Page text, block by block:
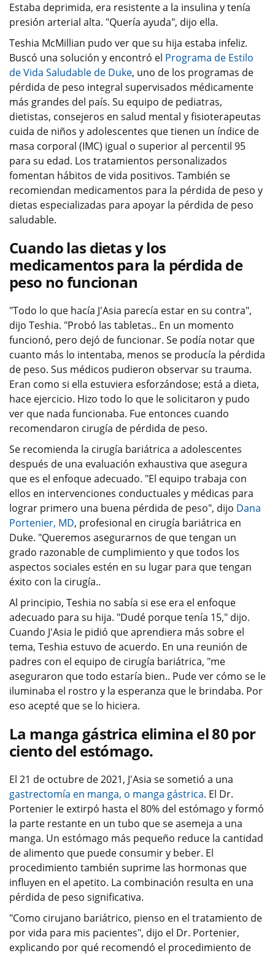
Estaba deprimida, era resistente a la insulina y tenía
presión arterial alta. "Quería ayuda", dijo ella.
Teshia McMillian pudo ver que su hija estaba infeliz.
Buscó una solución y encontró el Programa de Estilo
de Vida Saludable de Duke, uno de los programas de
pérdida de peso integral supervisados médicamente
más grandes del país. Su equipo de pediatras,
dietistas, consejeros en salud mental y fisioterapeutas
cuida de niños y adolescentes que tienen un índice de
masa corporal (IMC) igual o superior al percentil 95
para su edad. Los tratamientos personalizados
fomentan hábitos de vida positivos. También se
recomiendan medicamentos para la pérdida de peso y
dietas especializadas para apoyar la pérdida de peso
saludable.
Cuando las dietas y los
medicamentos para la pérdida de
peso no funcionan
"Todo lo que hacía J'Asia parecía estar en su contra",
dijo Teshia. "Probó las tabletas.. En un momento
funcionó, pero dejó de funcionar. Se podía notar que
cuanto más lo intentaba, menos se producía la pérdida
de peso. Sus médicos pudieron observar su trauma.
Eran como si ella estuviera esforzándose; está a dieta,
hace ejercicio. Hizo todo lo que le solicitaron y pudo
ver que nada funcionaba. Fue entonces cuando
recomendaron cirugía de pérdida de peso.
Se recomienda la cirugía bariátrica a adolescentes
después de una evaluación exhaustiva que asegura
que es el enfoque adecuado. "El equipo trabaja con
ellos en intervenciones conductuales y médicas para
lograr primero una buena pérdida de peso", dijo Dana
Portenier, MD, profesional en cirugía bariátrica en
Duke. "Queremos asegurarnos de que tengan un
grado razonable de cumplimiento y que todos los
aspectos sociales estén en su lugar para que tengan
éxito con la cirugía..
Al principio, Teshia no sabía si ese era el enfoque
adecuado para su hija. "Dudé porque tenía 15," dijo.
Cuando J'Asia le pidió que aprendiera más sobre el
tema, Teshia estuvo de acuerdo. En una reunión de
padres con el equipo de cirugía bariátrica, "me
aseguraron que todo estaría bien.. Pude ver cómo se le
iluminaba el rostro y la esperanza que le brindaba. Por
eso acepté que se lo hiciera.
La manga gástrica elimina el 80 por
ciento del estómago.
El 21 de octubre de 2021, J'Asia se sometió a una
gastrectomía en manga, o manga gástrica. El Dr.
Portenier le extirpó hasta el 80% del estómago y formó
la parte restante en un tubo que se asemeja a una
manga. Un estómago más pequeño reduce la cantidad
de alimento que puede consumir y beber. El
procedimiento también suprime las hormonas que
influyen en el apetito. La combinación resulta en una
pérdida de peso significativa.
"Como cirujano bariátrico, pienso en el tratamiento de
por vida para mis pacientes", dijo el Dr. Portenier,
explicando por qué recomendó el procedimiento de